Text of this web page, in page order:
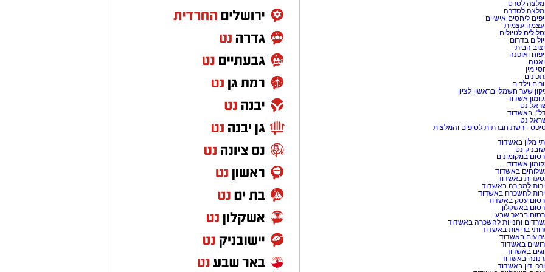
מזווית שטרם נראתה: נערה צעירה
לרגע של חופש ואהבה. בעזרת
למסע שכולו השראה, קסם ונעלי
לסרט
לסדרה
ליחסים אישיים
עצמית
לטיולים
בדרום
הבית
ואופנה
מין
וילדים
שער חשמלי בראשון לציון
אשדוד
נט
באשדוד
נט
- רשת חברתית לטיפים והמלצות
מלון באשדוד
נט
במקומונים
אשדוד
באשדוד
באשדוד
למכירה באשדוד
להשכרה באשדוד
עסק באשדוד
באשקלון
בבאר שבע
וחנויות להשכרה באשדוד
בריאות באשדוד
באשדוד
באשדוד
באשדוד
באשדוד
דין באשדוד